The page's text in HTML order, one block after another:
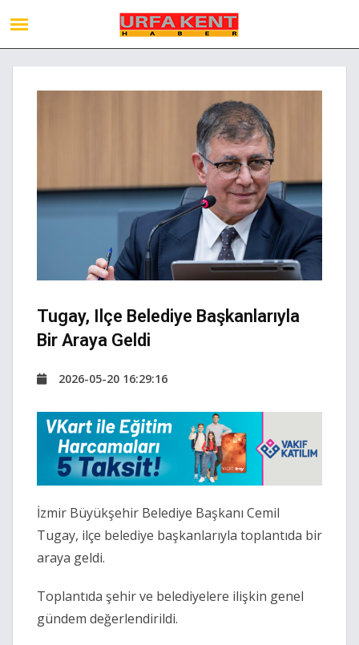
Tugay, Ilçe Belediye Başkanlarıyla
Bir Araya Geldi
2026-05-20 16:29:16
İzmir Büyükşehir Belediye Başkanı Cemil
Tugay, ilçe belediye başkanlarıyla toplantıda bir
araya geldi.
Toplantıda şehir ve belediyelere ilişkin genel
gündem değerlendirildi.